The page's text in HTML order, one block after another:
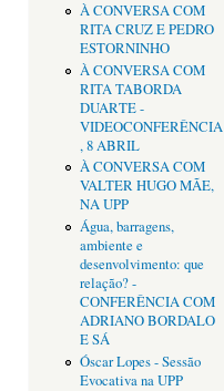
À CONVERSA COM
RITA CRUZ E PEDRO
ESTORNINHO
À CONVERSA COM
RITA TABORDA
DUARTE -
VIDEOCONFERÊNCIA
, 8 ABRIL
À CONVERSA COM
VALTER HUGO MÃE,
NA UPP
Água, barragens,
ambiente e
desenvolvimento: que
relação? -
CONFERÊNCIA COM
ADRIANO BORDALO
E SÁ
Óscar Lopes - Sessão
Evocativa na UPP